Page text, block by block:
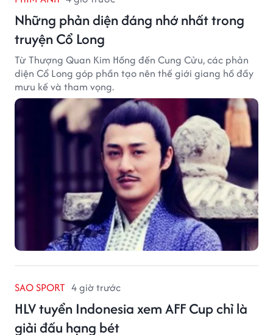
Những phản diện đáng nhớ nhất trong
truyện Cổ Long
Từ Thượng Quan Kim Hồng đến Cung Cửu, các phản
diện Cổ Long góp phần tạo nên thế giới giang hồ đầy
mưu kế và tham vọng.
SAO SPORT 4 giờ trước
HLV tuyển Indonesia xem AFF Cup chỉ là
giải đấu hạng bét